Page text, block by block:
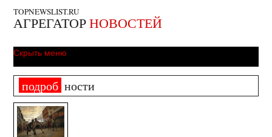
TOPNEWSLIST.RU
АГРЕГАТОРНОВОСТЕЙ
Скрыть меню
подроб ности